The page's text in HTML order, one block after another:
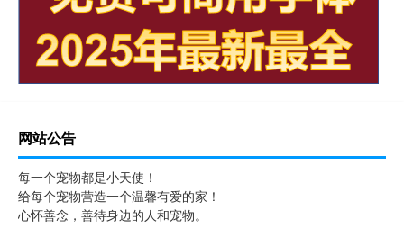
网站公告
每一个宠物都是小天使！
给每个宠物营造一个温馨有爱的家！
心怀善念，善待身边的人和宠物。